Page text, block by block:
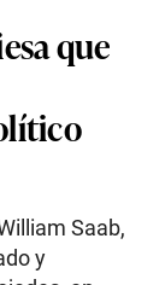
que
Saab,
y